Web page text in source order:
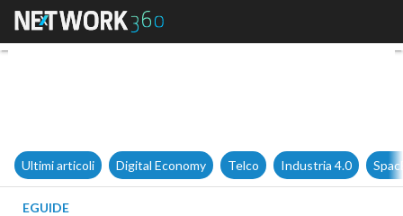
Customer journey: 5G, IoT,
Ultimi articoli Digital Economy Telco Industria 4.0
EGUIDE